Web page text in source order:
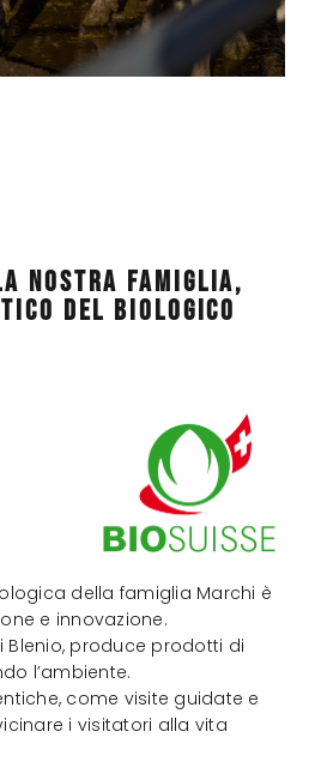
NOSTRA FAMIGLIA,
DEL BIOLOGICO
della famiglia Marchi è
e innovazione.
Blenio, produce prodotti di
l’ambiente.
come visite guidate e
i visitatori alla vita